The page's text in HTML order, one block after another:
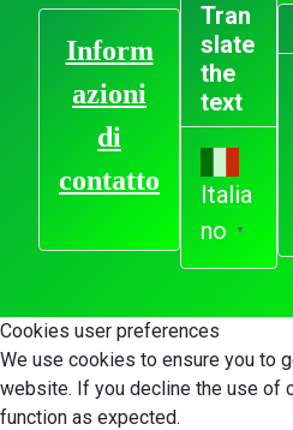
Inform
azioni
di
contatto
Tran
slate
the
text
Italia
no
▼
Cookies user preferences
We use cookies to ensure you to
website. If you decline the use of
function as expected.